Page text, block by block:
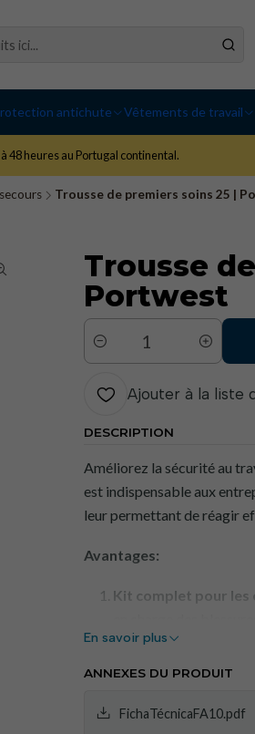
antichute Vêtements de travail
48 heures au Portugal continental.
Trousse de premiers soins 25 |
Trousse
Portwest
Quantité
Ajouter à la liste
DESCRIPTION
Améliorez la sécurité au
est indispensable aux
leur permettant de réagir
Avantages:
Kit complet pour les
Conception pratique
facile aux objets.
d'urgence.
En savoir plus
ANNEXES DU PRODUIT
FichaTécnicaFA10.pdf